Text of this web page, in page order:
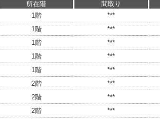
所在階 間取り
1階
***
1階
***
1階
***
1階
***
1階
***
2階
***
2階
***
2階
***